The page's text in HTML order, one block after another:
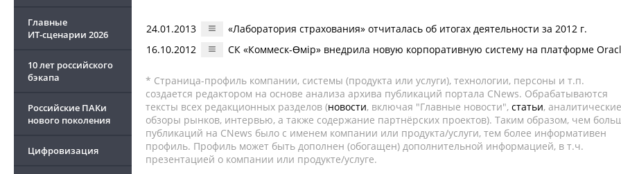
Главные
ИТ-сценарии 2026
10 лет российского
бэкапа
Российские ПАКи
нового поколения
Цифровизация
24.01.2013
«Лаборатория страхования» отчиталась об итогах деятельности за 2012 г.
16.10.2012
СК «Коммеск-Өмір» внедрила новую корпоративную систему на платформе
* Страница-профиль компании, системы (продукта или услуги), технологии, персоны и т.п.
создается редактором на основе анализа архива публикаций портала CNews. Обрабатываются
тексты всех редакционных разделов (новости, включая "Главные новости", статьи, аналитические
обзоры рынков, интервью, а также содержание партнёрских проектов). Таким образом, чем
публикаций на CNews было с именем компании или продукта/услуги, тем более информативен
профиль. Профиль может быть дополнен (обогащен) дополнительной информацией, в т.ч.
презентацией о компании или продукте/услуге.